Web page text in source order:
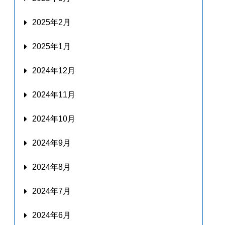
2025年2月
2025年1月
2024年12月
2024年11月
2024年10月
2024年9月
2024年8月
2024年7月
2024年6月